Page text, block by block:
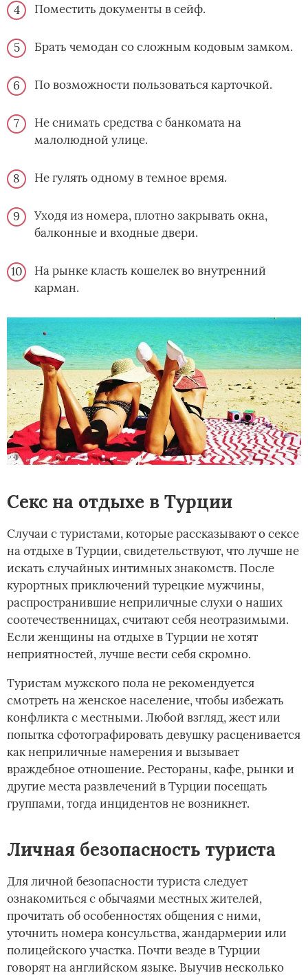
Поместить документы в сейф.
Брать чемодан со сложным кодовым замком.
По возможности пользоваться карточкой.
Не снимать средства с банкомата на
малолюдной улице.
Не гулять одному в темное время.
Уходя из номера, плотно закрывать окна,
балконные и входные двери.
На рынке класть­ кошелек во внутренний
карман.
Секс на отдыхе в Турции
Случаи с туристами, которые рассказывают о сексе
на отдыхе в Турции, свидетельствуют, что лучше не
искать случайных интимных знакомств. После
курортных приключений турецкие мужчины,
распространившие неприличные слухи о наших
соотечественницах, считают себя неотразимыми.
Если женщины на отдыхе в Турции не хотят
неприятностей, лучше вести себя скромно.
Туристам мужского пола не рекомендуется
смотреть на женское население, чтобы избежать
конфликта с местными. Любой взгляд, жест или
попытка сфотографировать девушку расценивается
как неприличные намерения и вызывает
враждебное отношение. Рестораны, кафе, рынки и
другие места развлечений в Турции посещать
группами, тогда инцидентов не возникнет.
Личная безопасность туриста
Для личной безопасности туриста следует
ознакомиться с обычаями местных жителей,
прочитать об особенностях общения с ними,
уточнить номера консульства, жандармерии или
полицейского участка. Почти везде в Турции
говорят на английском языке. Выучив несколько